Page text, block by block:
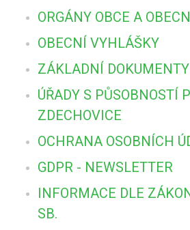
ORGÁNY OBCE A
OBECNÍ VYHLÁŠKY
ZÁKLADNÍ
ÚŘADY S PŮSOBNOSTÍ
ZDECHOVICE
OCHRANA OSOBNÍCH
GDPR - NEWSLETTER
INFORMACE DLE
SB.